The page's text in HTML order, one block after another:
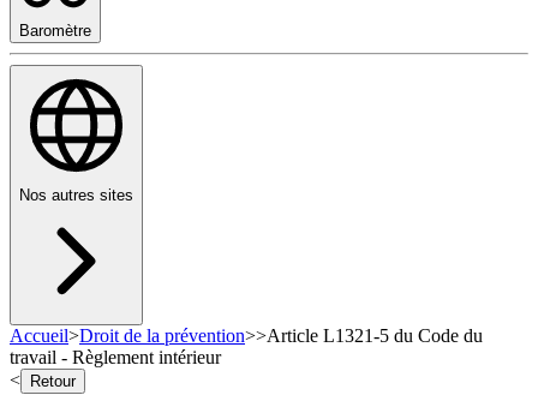
Baromètre
Nos autres sites
Accueil>Droit de la prévention>>Article L1321-5 du Code du
travail - Règlement intérieur
<
Retour